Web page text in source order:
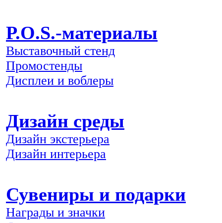
P.O.S.-материалы
Выставочный стенд
Промостенды
Дисплеи и воблеры
Дизайн среды
Дизайн экстерьера
Дизайн интерьера
Сувениры и подарки
Награды и значки